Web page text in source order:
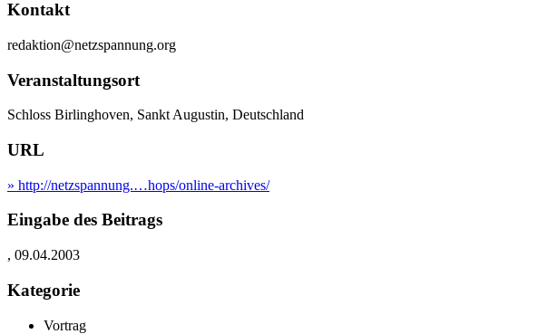
Kontakt
redaktion@netzspannung.org
Veranstaltungsort
Schloss Birlinghoven, Sankt Augustin, Deutschland
URL
» http://netzspannung.…hops/online-archives/
Eingabe des Beitrags
, 09.04.2003
Kategorie
Vortrag